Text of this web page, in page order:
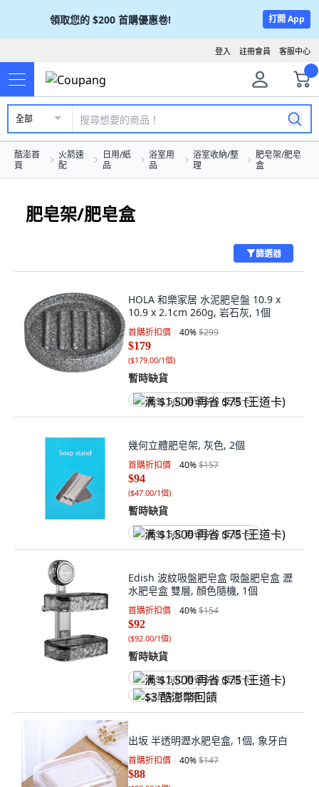
領取您的 $200 首購優惠卷! 打開 App
客服中心
註冊會員
登入
全部
酷澎首
頁
火箭速
配
日用/紙
品
浴室用
品
浴室收納/整
理
肥皂架/肥皂
盒
肥皂架/肥皂盒
篩選器
HOLA 和樂家居 水泥肥皂盤 10.9 x
10.9 x 2.1cm 260g, 岩石灰, 1個
首購折扣價 40%$299
$179
($179.00/1個)
暫時缺貨
满 $1,500 再省 $75 (王道卡)
幾何立體肥皂架, 灰色, 2個
首購折扣價 40%$157
$94
($47.00/1個)
暫時缺貨
满 $1,500 再省 $75 (王道卡)
Edish 波紋吸盤肥皂盒 吸盤肥皂盒 瀝
水肥皂盒 雙層, 顏色隨機, 1個
首購折扣價 40%$154
$92
($92.00/1個)
暫時缺貨
满 $1,500 再省 $75 (王道卡)
$3 酷澎幣回饋
出坂 半透明瀝水肥皂盒, 1個, 象牙白
首購折扣價 40%$147
$88